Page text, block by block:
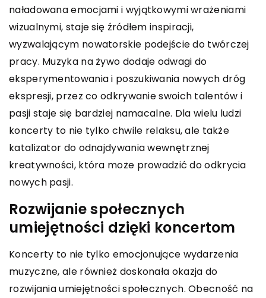
naładowana emocjami i wyjątkowymi wrażeniami
wizualnymi, staje się źródłem inspiracji,
wyzwalającym nowatorskie podejście do twórczej
pracy. Muzyka na żywo dodaje odwagi do
eksperymentowania i poszukiwania nowych dróg
ekspresji, przez co odkrywanie swoich talentów i
pasji staje się bardziej namacalne. Dla wielu ludzi
koncerty to nie tylko chwile relaksu, ale także
katalizator do odnajdywania wewnętrznej
kreatywności, która może prowadzić do odkrycia
nowych pasji.
Rozwijanie społecznych
umiejętności dzięki koncertom
Koncerty to nie tylko emocjonujące wydarzenia
muzyczne, ale również doskonała okazja do
rozwijania umiejętności społecznych. Obecność na